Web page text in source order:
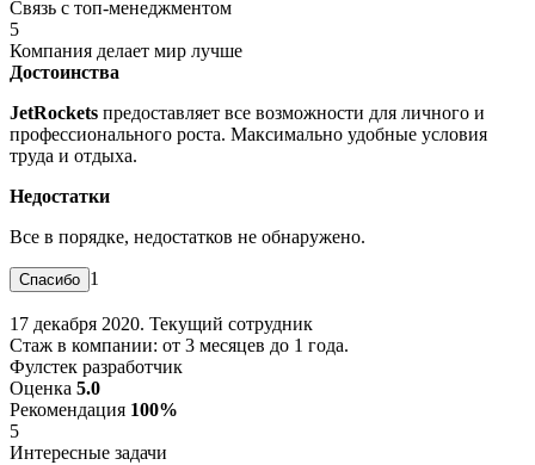
Связь с топ-менеджментом
5
Компания делает мир лучше
Достоинства
JetRockets предоставляет все возможности для личного и
профессионального роста. Максимально удобные условия
труда и отдыха.
Недостатки
Все в порядке, недостатков не обнаружено.
1
17 декабря 2020. Текущий сотрудник
Стаж в компании: от 3 месяцев до 1 года.
Фулстек разработчик
Оценка 5.0
Рекомендация 100%
5
Интересные задачи